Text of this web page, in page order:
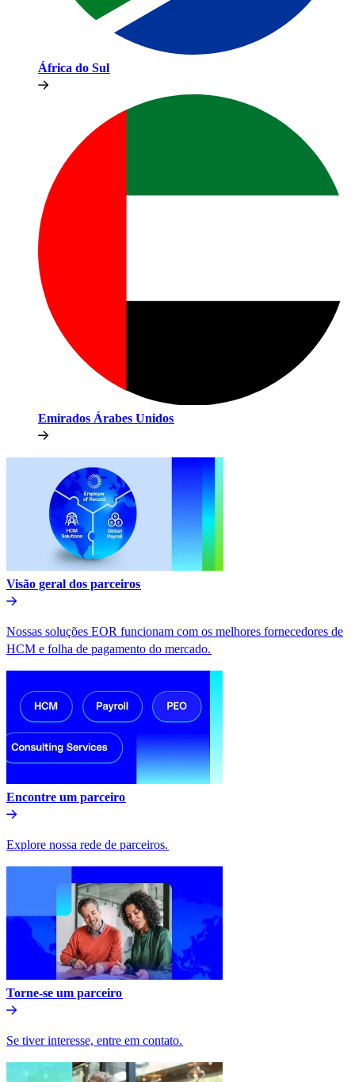
África do Sul​​
Emirados Árabes Unidos​​
Visão geral dos parceiros​​
Nossas soluções EOR funcionam com os melhores fornecedores de
HCM e folha de pagamento do mercado.​​
Encontre um parceiro​​
Explore nossa rede de parceiros.​​
Torne-se um parceiro​​
Se tiver interesse, entre em contato.​​